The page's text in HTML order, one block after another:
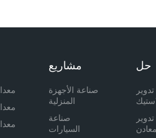
حل مشاريع
صناعة الأجهزة
المنزلية
صناعة
السيارات